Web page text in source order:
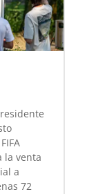
la venta
a
72